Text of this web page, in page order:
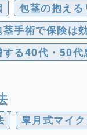
包茎の抱える
茎手術で保険は
する40代・50代
皐月式マイ